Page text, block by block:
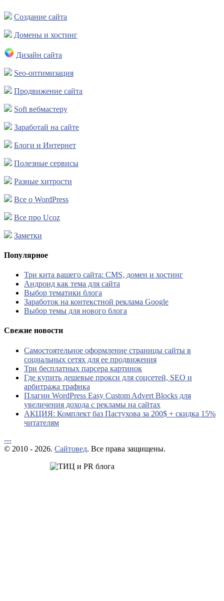
Создание сайта
Домены и хостинг
Дизайн сайта
Seo-оптимизация
Продвижение сайта
Soft вебмастеру
Заработай на сайте
Блоги и Интернет
Полезные сервисы
Разные хитрости
Все о WordPress
Все про Ucoz
Заметки
Популярное
Три кита вашего сайта: CMS, домен и хостинг
Андроид как тема для сайта
Выбор тематики блога
Заработок на контекстной реклама Google
Выбор темы для нового блога
Свежие новости
Самостоятельное оформление страницы сайты в
социальных сетях для ее продвижения
Три бесплатных парсера картинок
Где купить дешевые прокси для соцсетей, SEO и
арбитража трафика
Плагин WordPress Easy Custom Advert Blocks для
увеличения дохода с рекламы на сайтах
АКЦИЯ: Комплект баз Пастухова за 200$ + скидка 15%
читателям
---
© 2010 - 2026. Сайтовед. Все права защищены.